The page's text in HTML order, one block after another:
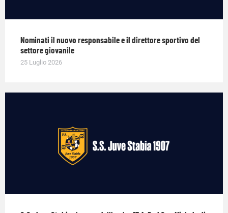
Nominati il nuovo responsabile e il direttore sportivo del
settore giovanile
25 Luglio 2026